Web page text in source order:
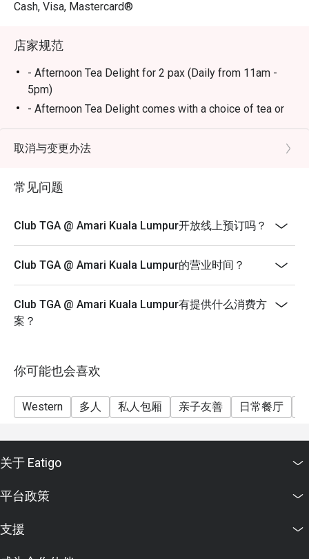
小酌，这里都是您的不二之选。
Cash, Visa, Mastercard®
店家规范
- Afternoon Tea Delight for 2 pax (Daily from 11am -
5pm)
- Afternoon Tea Delight comes with a choice of tea or
coffee or juice
Top up RM30+ for themed cocktails and mocktails.
excluding beverage and promotional item.
- Eatigo discount apply to the number of people stated
please edit your reservation. If you arrive with more
people than stated in your reservation you may lose
both your table and discount altogether.
- Seating preference is subject to restaurant's
- Please show your reservation code upon arrival.
取消与变更办法
常见问题
Club TGA @ Amari Kuala Lumpur开放线上预订吗？
Club TGA @ Amari Kuala Lumpur的营业时间？
Club TGA @ Amari Kuala Lumpur有提供什么消费方
案？
你可能也会喜欢
Western 多人 私人包厢 亲子友善 日常餐厅
关于 Eatigo
平台政策
支援